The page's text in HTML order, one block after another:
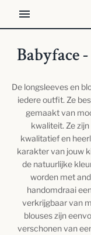
de
Babyface
De longsleeves en
iedere outfit. Ze
gemaakt van
kwaliteit. Ze
kwalitatief en
karakter van jouw
de natuurlijke
worden met
handomdraai
verkrijgbaar van
blouses zijn
verschonen van